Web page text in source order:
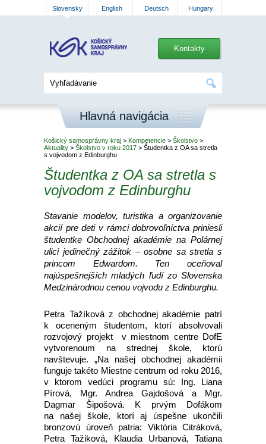
Slovensky English Deutsch Hungary
Kontakty
Hlavná navigácia
Košický samosprávny kraj > Kompetencie > Školstvo >
Aktuality > Školstvo v roku 2017 > Študentka z OA sa stretla
s vojvodom z Edinburghu
Študentka z OA sa stretla s
vojvodom z Edinburghu
Stavanie modelov, turistika a organizovanie
akcií pre deti v rámci dobrovoľníctva priniesli
študentke Obchodnej akadémie na Polárnej
ulici jedinečný zážitok – osobne sa stretla s
princom Edwardom. Ten oceňoval
najúspešnejších mladých ľudí zo Slovenska
Medzinárodnou cenou vojvodu z Edinburghu.
Petra Tažíková z obchodnej akadémie patrí
k oceneným študentom, ktorí absolvovali
rozvojový projekt v miestnom centre DofE
vytvorenoum na strednej škole, ktorú
navštevuje. „Na našej obchodnej akadémii
funguje takéto Miestne centrum od roku 2016,
v ktorom vedúci programu sú: Ing. Liana
Pírová, Mgr. Andrea Gajdošová a Mgr.
Dagmar Šipošová. K prvým Dofákom
na našej škole, ktorí aj úspešne ukončili
bronzovú úroveň patria: Viktória Citráková,
Petra Tažiková, Klaudia Urbanová, Tatiana